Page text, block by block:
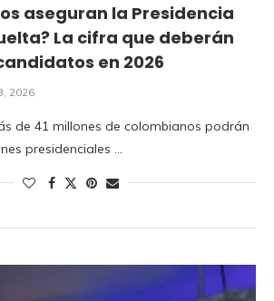
aseguran la Presidencia
La cifra que deberán
en 2026
2026
de 41 millones de colombianos podrán
presidenciales …